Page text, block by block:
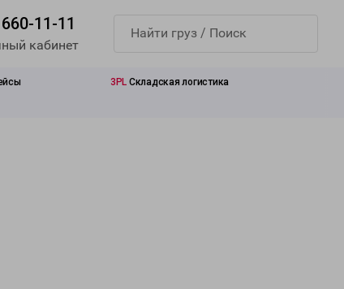
11-11
кабинет
3PL Складская логистика